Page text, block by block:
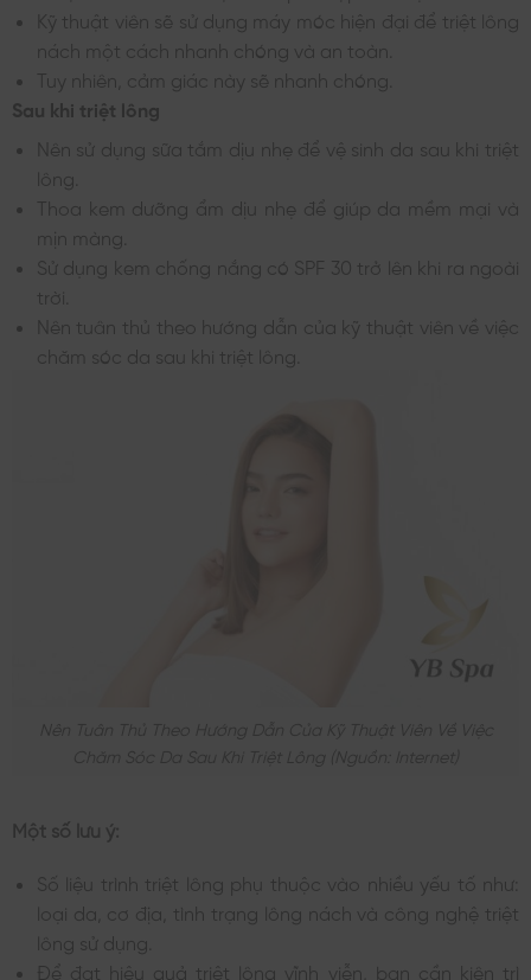
Kỹ thuật viên sẽ sử dụng máy móc hiện đại để triệt lông
nách một cách nhanh chóng và an toàn.
Tuy nhiên, cảm giác này sẽ nhanh chóng.
Sau khi triệt lông
Nên sử dụng sữa tắm dịu nhẹ để vệ sinh da sau khi triệt
lông.
Thoa kem dưỡng ẩm dịu nhẹ để giúp da mềm mại và
mịn màng.
Sử dụng kem chống nắng có SPF 30 trở lên khi ra ngoài
trời.
Nên tuân thủ theo hướng dẫn của kỹ thuật viên về việc
chăm sóc da sau khi triệt lông.
Nên Tuân Thủ Theo Hướng Dẫn Của Kỹ Thuật Viên Về Việc
Chăm Sóc Da Sau Khi Triệt Lông (nguồn: Internet)
Một số lưu ý:
Số liệu trình triệt lông phụ thuộc vào nhiều yếu tố như:
loại da, cơ địa, tình trạng lông nách và công nghệ triệt
lông sử dụng.
Để đạt hiệu quả triệt lông vĩnh viễn, bạn cần kiên trì